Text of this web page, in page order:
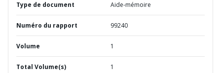
Type de document Aide-mémoire
Numéro du rapport 99240
Volume 1
Total Volume(s) 1